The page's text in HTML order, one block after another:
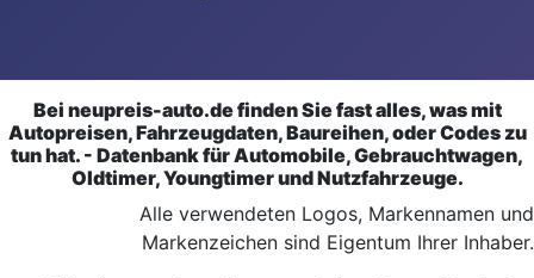
Bei neupreis-auto.de finden Sie fast alles, was mit
Autopreisen, Fahrzeugdaten, Baureihen, oder Codes zu
tun hat. - Datenbank für Automobile, Gebrauchtwagen,
Oldtimer, Youngtimer und Nutzfahrzeuge.
Alle verwendeten Logos, Markennamen und
Markenzeichen sind Eigentum Ihrer Inhaber.